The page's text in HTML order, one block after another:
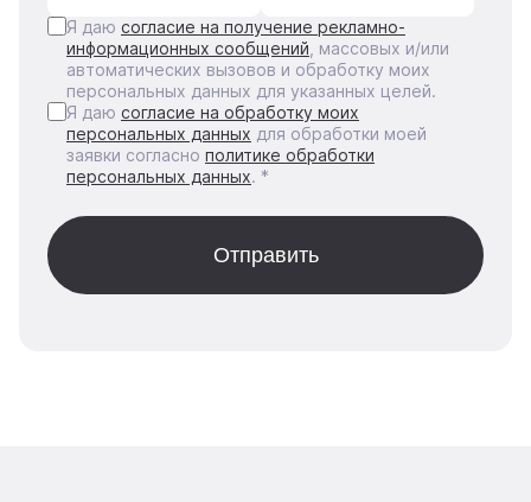
Я даю согласие на получение рекламно-
информационных сообщений , массовых и/или
автоматических вызовов и обработку моих
персональных данных для указанных целей.
Я даю согласие на обработку моих
персональных данных для обработки моей
заявки согласно политике обработки
персональных данных. *